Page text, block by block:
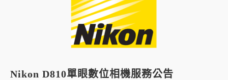
Nikon D810單眼數位相機服務公告